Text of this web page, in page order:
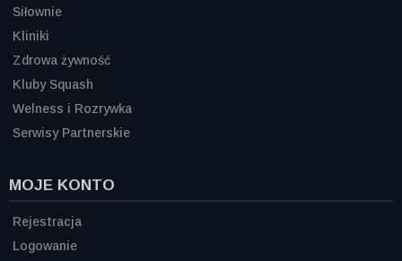
Siłownie
Kliniki
Zdrowa żywność
Kluby Squash
Welness i Rozrywka
Serwisy Partnerskie
MOJE KONTO
Rejestracja
Logowanie